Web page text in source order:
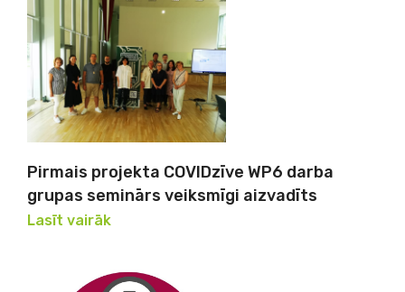
Pirmais projekta COVIDzīve WP6 darba
grupas seminārs veiksmīgi aizvadīts
Lasīt vairāk